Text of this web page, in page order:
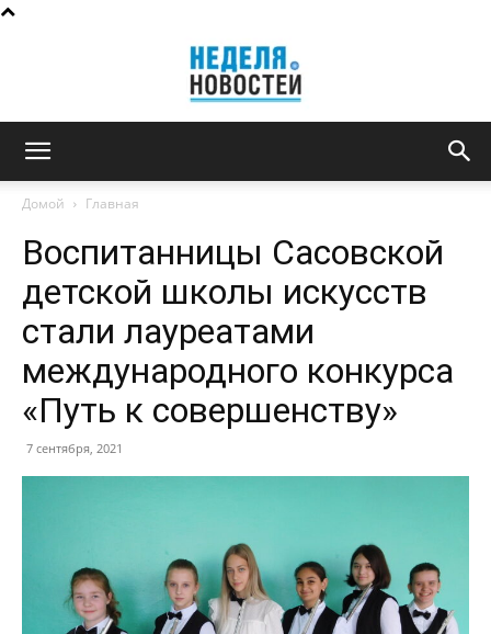
новостей
Домой Главная
Воспитанницы Сасовской
детской школы искусств
стали лауреатами
международного конкурса
«Путь к совершенству»
7 сентября, 2021